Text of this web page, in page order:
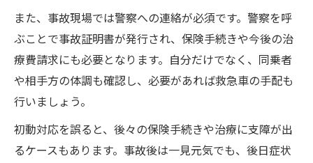
ート体制
事故治療を受ける際に知っておきたい注意
事項
交通事故の症状別事故治療アドバイスと対
策
信頼できる事故治療先を見極める方法とは
事故治療で信頼できる医療機関を選ぶポイ
また、事故現場では警察への連絡が必須です。警察を呼
ぶことで事故証明書が発行され、保険手続きや今後の治
療費請求にも必要となります。自分だけでなく、同乗者
や相手方の体調も確認し、必要があれば救急車の手配も
行いましょう。
初動対応を誤ると、後々の保険手続きや治療に支障が出
るケースもあります。事故後は一見元気でも、後日症状